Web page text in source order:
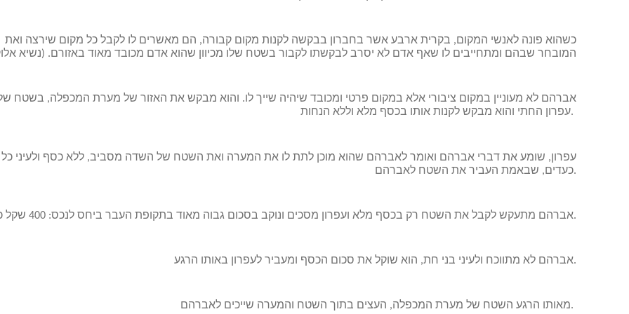
כשהוא פונה לאנשי המקום, בקרית ארבע אשר בחברון בבקשה לקנות מקום קבורה, הם מאשרים לו לקבל כל מקום שירצה ואת
המובחר שבהם ומתחייבים לו שאף אדם לא יסרב לבקשתו לקבור בשטח שלו מכיוון שהוא אדם מכובד מאוד באזורם. (נשיא
אברהם לא מעוניין במקום ציבורי אלא במקום פרטי ומכובד שיהיה שייך לו. והוא מבקש את האזור של מערת המכפלה, בשטח
עפרון החתי והוא מבקש לקנות אותו בכסף מלא וללא הנחות.
עפרון, שומע את דברי אברהם ואומר לאברהם שהוא מוכן לתת לו את המערה ואת השטח של השדה מסביב, ללא כסף ולעיני כל
כעדים, שבאמת העביר את השטח לאברהם.
אברהם מתעקש לקבל את השטח רק בכסף מלא ועפרון מסכים ונוקב בסכום גבוה מאוד בתקופת העבר ביחס לנכס: 400 שקל כסף.
אברהם לא מתווכח ולעיני בני חת, הוא שוקל את סכום הכסף ומעביר לעפרון באותו הרגע.
מאותו הרגע השטח של מערת המכפלה, העצים בתוך השטח והמערה שייכים לאברהם.